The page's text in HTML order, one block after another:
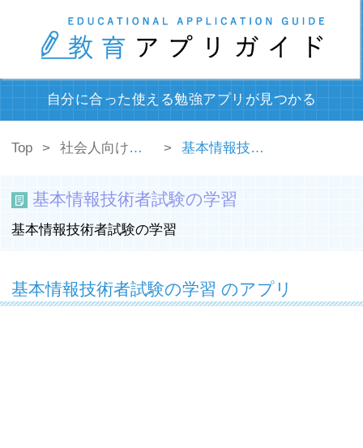
自分に合った使える勉強アプリが見つかる
Top 社会人向けの勉強アプリ 基本情報技術者試験の学習
基本情報技術者試験の学習
基本情報技術者試験の学習
基本情報技術者試験の学習 のアプリ